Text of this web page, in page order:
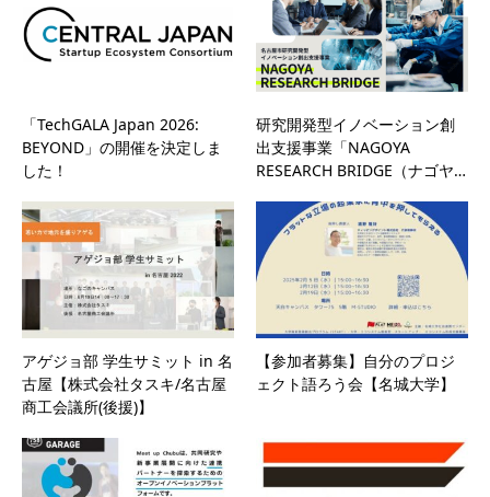
「TechGALA Japan 2026:
BEYOND」の開催を決定しま
した！
研究開発型イノベーション創
出支援事業「NAGOYA
RESEARCH BRIDGE（ナゴヤ…
アゲジョ部 学生サミット in 名
古屋【株式会社タスキ/名古屋
商工会議所(後援)】
【参加者募集】自分のプロジ
ェクト語ろう会【名城大学】